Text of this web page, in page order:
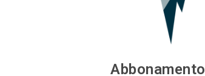
Abbonamento